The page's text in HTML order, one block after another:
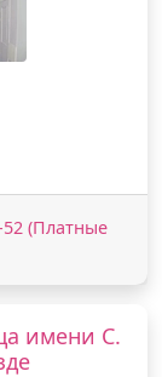
52 (Платные
имени С.